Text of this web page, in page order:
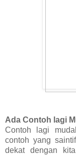
Ada Contoh lagi
Contoh lagi
contoh yang
dekat dengan